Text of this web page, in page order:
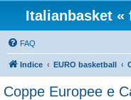
Italianbasket
FAQ
Indice EURO basketball
Coppe Europee e